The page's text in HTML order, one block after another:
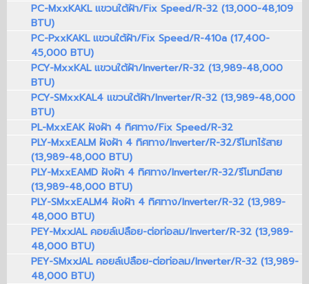
PC-MxxKAKL แขวนใต้ฝ้า/Fix Speed/R-32 (13,000-48,109
BTU)
PC-PxxKAKL แขวนใต้ฝ้า/Fix Speed/R-410a (17,400-
45,000 BTU)
PCY-MxxKAL แขวนใต้ฝ้า/Inverter/R-32 (13,989-48,000
BTU)
PCY-SMxxKAL4 แขวนใต้ฝ้า/Inverter/R-32 (13,989-48,000
BTU)
PL-MxxEAK ฝังฝ้า 4 ทิศทาง/Fix Speed/R-32
PLY-MxxEALM ฝังฝ้า 4 ทิศทาง/Inverter/R-32/รีโมทไร้สาย
(13,989-48,000 BTU)
PLY-MxxEAMD ฝังฝ้า 4 ทิศทาง/Inverter/R-32/รีโมทมีสาย
(13,989-48,000 BTU)
PLY-SMxxEALM4 ฝังฝ้า 4 ทิศทาง/Inverter/R-32 (13,989-
48,000 BTU)
PEY-MxxJAL คอยล์เปลือย-ต่อท่อลม/Inverter/R-32 (13,989-
48,000 BTU)
PEY-SMxxJAL คอยล์เปลือย-ต่อท่อลม/Inverter/R-32 (13,989-
48,000 BTU)